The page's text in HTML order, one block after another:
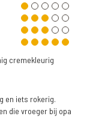
cremekleurig
en iets rokerig.
die vroeger bij opa